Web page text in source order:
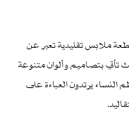
ملابس تقليدية تعبر عن
تأتي بتصاميم وألوان متنوعة
النساء يرتدون العباءة على